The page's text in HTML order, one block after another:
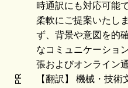
PR
時通訳にも対応可能
柔軟にご提案いたし
ず、背景や意図を的
なコミュニケーショ
張およびオンライン
【翻訳】 機械・技